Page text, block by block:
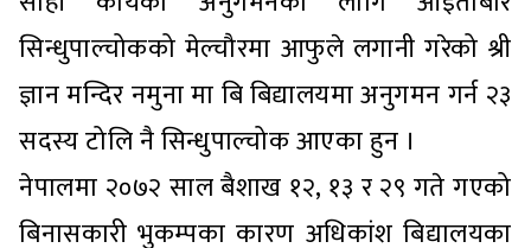
सिन्धुपाल्चोकको मेल्चौरमा आफुले लगानी गरेको श्री
ज्ञान मन्दिर नमुना मा बि बिद्यालयमा अनुगमन गर्न २३
सदस्य टोलि नै सिन्धुपाल्चोक आएका हुन ।
नेपालमा २०७२ साल बैशाख १२, १३ र २९ गते गएको
बिनासकारी भुकम्पका कारण अधिकांश बिद्यालयका